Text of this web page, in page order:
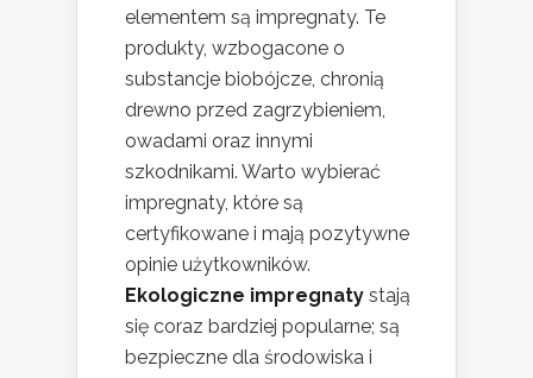
elementem są impregnaty. Te
produkty, wzbogacone o
substancje biobójcze, chronią
drewno przed zagrzybieniem,
owadami oraz innymi
szkodnikami. Warto wybierać
impregnaty, które są
certyfikowane i mają pozytywne
opinie użytkowników.
Ekologiczne impregnaty stają
się coraz bardziej popularne; są
bezpieczne dla środowiska i